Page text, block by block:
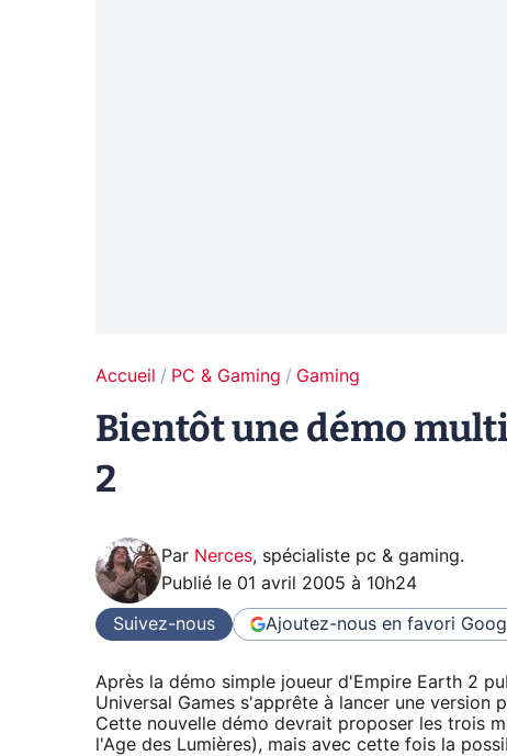
Accueil PC & Gaming Gaming
Bientôt une démo
2
Par Nerces, spécialiste pc & gaming.
Publié le 01 avril 2005 à 10h24
Suivez-nous Ajoutez-nous en favori
Après la démo simple joueur d'Empire Earth 2
Universal Games s'apprête à lancer une version
Cette nouvelle démo devrait proposer les trois
l'Age des Lumières), mais avec cette fois la